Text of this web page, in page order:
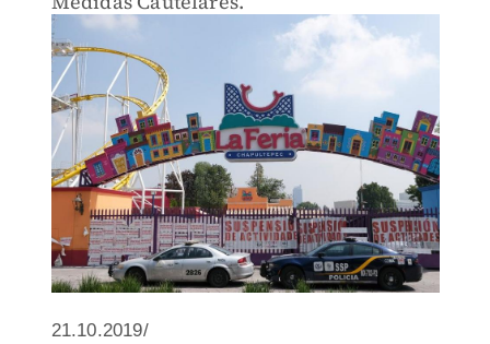
21.10.2019/